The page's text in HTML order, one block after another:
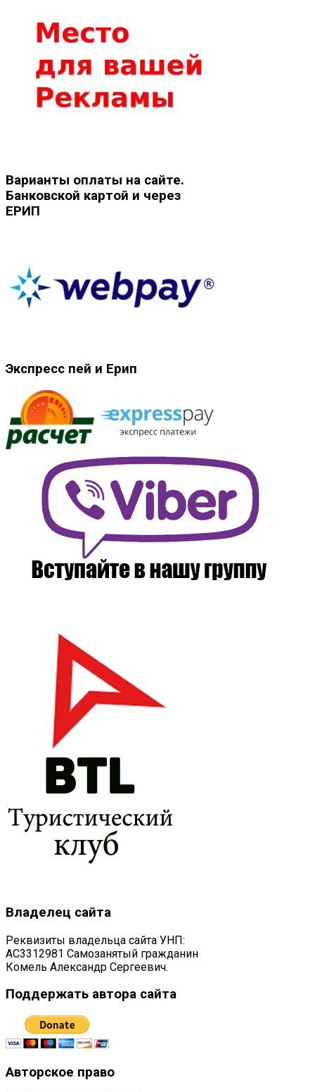
Варианты оплаты на сайте.
Банковской картой и через
ЕРИП
Экспресс пей и Ерип
Владелец сайта
Реквизиты владельца сайта УНП:
AC3312981 Самозанятый гражданин
Комель Александр Сергеевич.
Поддержать автора сайта
Авторское право